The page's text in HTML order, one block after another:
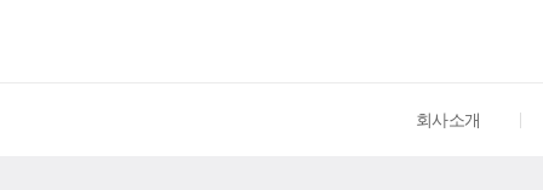
회사소개